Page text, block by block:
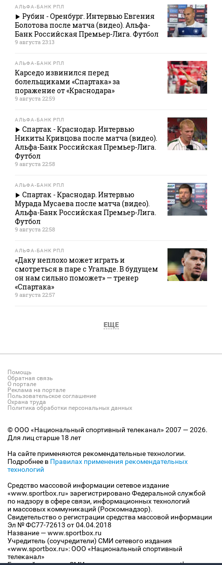
АЛЬФА-БАНК РПЛ
Рубин - Оренбург. Интервью Евгения
Болотова после матча (видео). Альфа-
Банк Российская Премьер-Лига. Футбол
9 августа 23:13
АЛЬФА-БАНК РПЛ
Карседо извинился перед
болельщиками «Спартака» за
поражение от «Краснодара»
9 августа 22:59
АЛЬФА-БАНК РПЛ
Спартак - Краснодар. Интервью
Никиты Кривцова после матча (видео).
Альфа-Банк Российская Премьер-Лига.
Футбол
9 августа 22:58
АЛЬФА-БАНК РПЛ
Спартак - Краснодар. Интервью
Мурада Мусаева после матча (видео).
Альфа-Банк Российская Премьер-Лига.
Футбол
9 августа 22:58
АЛЬФА-БАНК РПЛ
«Даку неплохо может играть и
смотреться в паре с Угальде. В будущем
он нам сильно поможет» — тренер
«Спартака»
9 августа 22:57
ЕЩЕ
Помощь
Обратная связь
О портале
Реклама на портале
Пользовательское соглашение
Охрана труда
Политика обработки персональных данных
© ООО «Национальный спортивный телеканал» 2007 — 2026.
Для лиц старше 18 лет
На сайте применяются рекомендательные технологии.
Подробнее в Правилах применения рекомендательных
технологий
Средство массовой информации сетевое издание
«www.sportbox.ru» зарегистрировано Федеральной службой
по надзору в сфере связи, информационных технологий
и массовых коммуникаций (Роскомнадзор).
Свидетельство о регистрации средства массовой информации
Эл № ФС77-72613 от 04.04.2018
Название — www.sportbox.ru
Учредитель (соучредители) СМИ сетевого издания
«www.sportbox.ru»: ООО «Национальный спортивный
телеканал»